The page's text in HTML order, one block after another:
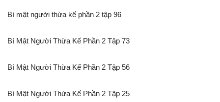
Bí mật người thừa kế phần 2 tập 96
Bí Mật Người Thừa Kế Phần 2 Tập 73
Bí Mật Người Thừa Kế Phần 2 Tập 56
Bí Mật Người Thừa Kế Phần 2 Tập 25